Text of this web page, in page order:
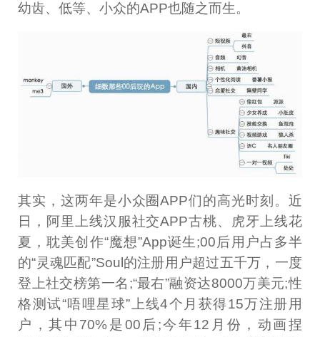
幼齿、低等、小众的APP也随之而生。
其实，这两年是小众圈APP们的高光时刻。近
日，阿里上线汉服社交APP古桃、虎牙上线花
夏，耽美创作“魔想”App诞生;00后用户占多半
的“灵魂匹配”Soul的注册用户超过五千万，一度
登上社交榜第一名;“最右”融资达8000万美元;性
格测试“唔哩星球”上线4个月获得15万注册用
户，其中70%是00后;今年12月份，动画捏